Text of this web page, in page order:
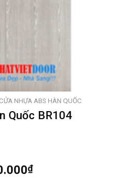
CỬA NHỰA ABS HÀN QUỐC
Quốc BR104
₫